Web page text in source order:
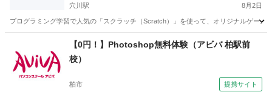
穴川駅 8月2日
プログラミング学習で人気の「スクラッチ（Scratch）」を使って、オリジナルゲー
穴川駅 プログラミング タブレット
【0円！】Photoshop無料体験（アビバ 柏駅前
校）
柏市 提携サイト